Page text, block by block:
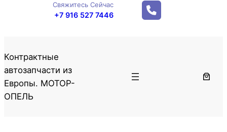
Свяжитесь Сейчас
+7 916 527 7446
Контрактные
автозапчасти из
Европы. МОТОР-
ОПЕЛЬ